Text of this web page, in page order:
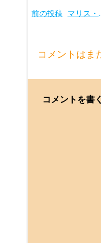
Post
前の投稿 マリス・ヤンソンスら9人の
コメントはま
コメントを書く